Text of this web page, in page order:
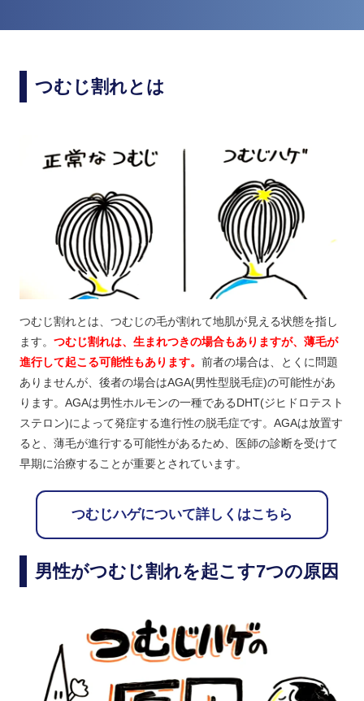
つむじ割れとは
つむじ割れとは、つむじの毛が割れて地肌が見える状態を指し
ます。 つむじ割れは、生まれつきの場合もありますが、薄毛が
進行して起こる可能性もあります。 前者の場合は、とくに問題
ありませんが、後者の場合はAGA(男性型脱毛症)の可能性があ
ります。AGAは男性ホルモンの一種であるDHT(ジヒドロテスト
ステロン)によって発症する進行性の脱毛症です。AGAは放置す
ると、薄毛が進行する可能性があるため、医師の診断を受けて
早期に治療することが重要とされています。
つむじハゲについて詳しくはこちら
男性がつむじ割れを起こす7つの原因